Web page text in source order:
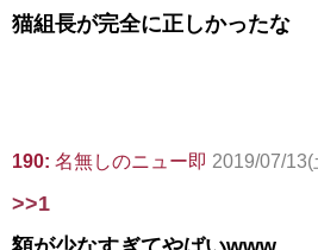
猫組長が完全に正しかったな
190: 名無しのニュー即 2019/07/
>>1